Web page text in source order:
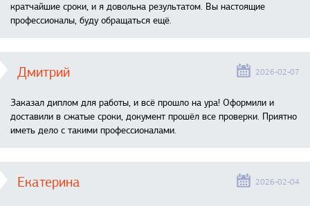
кратчайшие сроки, и я довольна результатом. Вы настоящие
профессионалы, буду обращаться ещё.
Дмитрий 2026-02-07
Заказал диплом для работы, и всё прошло на ура! Оформили и
доставили в сжатые сроки, документ прошёл все проверки. Приятно
иметь дело с такими профессионалами.
Екатерина 2026-02-04